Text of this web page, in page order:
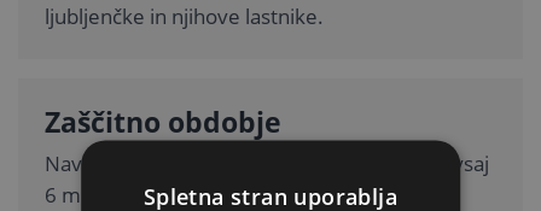
ljubljenčke in njihove lastnike.
Zaščitno obdobje
Navedeno kot celoletna zaščita; razglašeno vsaj
6 mesecev po aktivaciji.
Spletna stran uporablja